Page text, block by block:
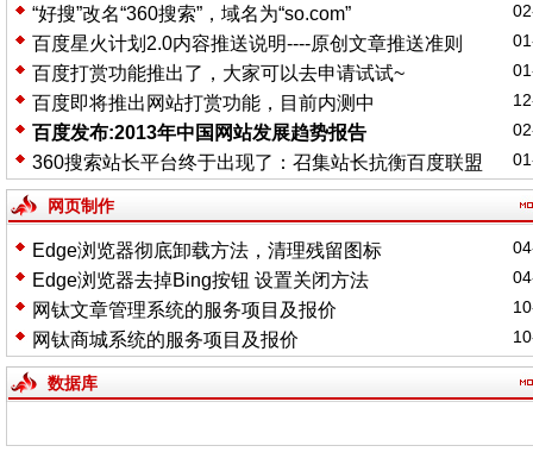
“好搜”改名“360搜索”，域名为“so.com”
百度星火计划2.0内容推送说明----原创文章推送准则
百度打赏功能推出了，大家可以去申请试试~
百度即将推出网站打赏功能，目前内测中
百度发布:2013年中国网站发展趋势报告
360搜索站长平台终于出现了：召集站长抗衡百度联盟
网页制作
Edge浏览器彻底卸载方法，清理残留图标
Edge浏览器去掉Bing按钮 设置关闭方法
网钛文章管理系统的服务项目及报价
网钛商城系统的服务项目及报价
数据库